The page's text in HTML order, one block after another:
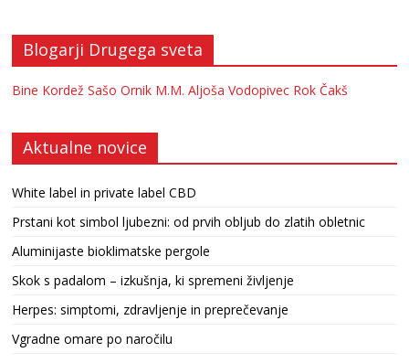
Blogarji Drugega sveta
Bine Kordež Sašo Ornik M.M. Aljoša Vodopivec Rok Čakš
Aktualne novice
White label in private label CBD
Prstani kot simbol ljubezni: od prvih obljub do zlatih obletnic
Aluminijaste bioklimatske pergole
Skok s padalom – izkušnja, ki spremeni življenje
Herpes: simptomi, zdravljenje in preprečevanje
Vgradne omare po naročilu